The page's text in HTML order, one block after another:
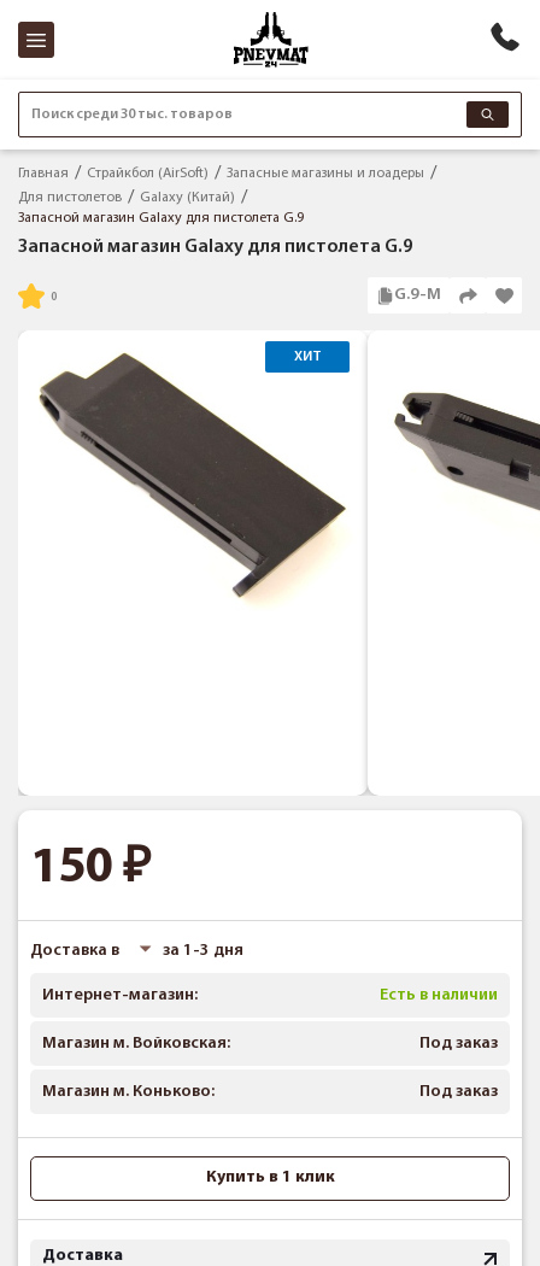
Поиск среди 30 тыс. товаров
Главная Страйкбол (AirSoft)
Запасные магазины и лоадеры
Для пистолетов
Galaxy (Китай)
Запасной магазин Galaxy для пистолета G.9
Запасной магазин Galaxy для пистолета G.9
G.9-M
ХИТ
150
Доставка в за 1-3 дня
Интернет-магазин: Есть в наличии
Магазин м. Войковская: Под заказ
Магазин м. Коньково: Под заказ
Купить в 1 клик
Доставка